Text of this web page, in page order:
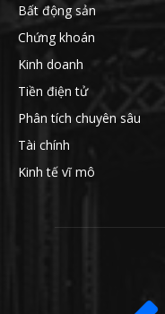
Bất động sản
Chứng khoán
Kinh doanh
Tiền điện tử
Phân tích chuyên sâu
Tài chính
Kinh tế vĩ mô